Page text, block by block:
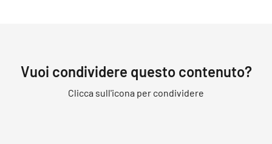
Vuoi condividere questo contenuto?
Clicca sull'icona per condividere